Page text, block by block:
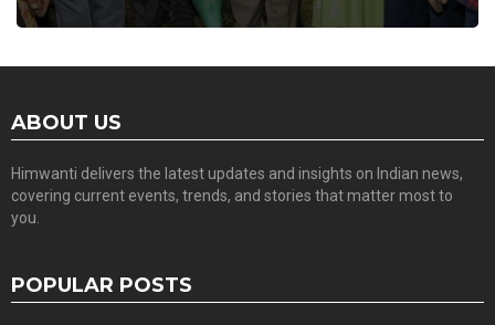
ABOUT US
Himwanti delivers the latest updates and insights on Indian news,
covering current events, trends, and stories that matter most to
you.
POPULAR POSTS